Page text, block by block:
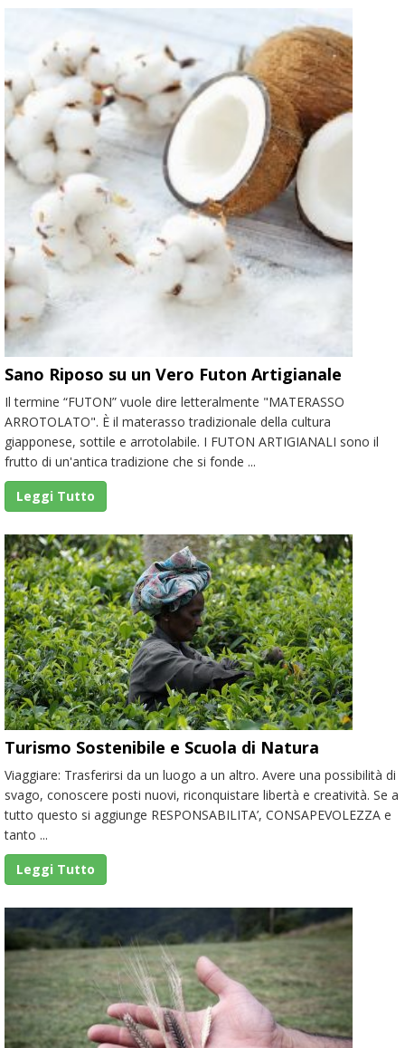
Sano Riposo su un Vero Futon Artigianale
Il termine “FUTON” vuole dire letteralmente "MATERASSO
ARROTOLATO". È il materasso tradizionale della cultura
giapponese, sottile e arrotolabile. I FUTON ARTIGIANALI sono il
frutto di un'antica tradizione che si fonde ...
Leggi Tutto
Turismo Sostenibile e Scuola di Natura
Viaggiare: Trasferirsi da un luogo a un altro. Avere una possibilità di
svago, conoscere posti nuovi, riconquistare libertà e creatività. Se a
tutto questo si aggiunge RESPONSABILITA’, CONSAPEVOLEZZA e
tanto ...
Leggi Tutto